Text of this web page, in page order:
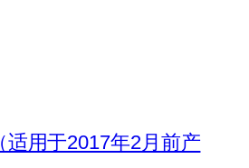
适用于2017年2月前产